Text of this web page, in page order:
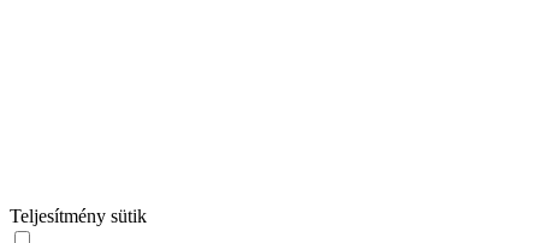
Teljesítmény sütik